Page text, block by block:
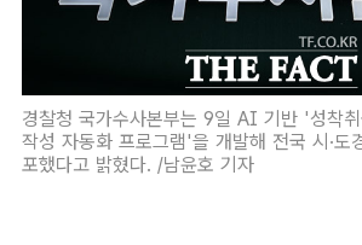
경찰청 국가수사본부는 9일 AI 기반 '성착
작성 자동화 프로그램'을 개발해 전국 시·도
포했다고 밝혔다. /남윤호 기자